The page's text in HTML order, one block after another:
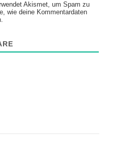
Akismet, um Spam zu
wie deine Kommentardaten